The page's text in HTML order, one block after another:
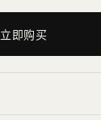
立即购买